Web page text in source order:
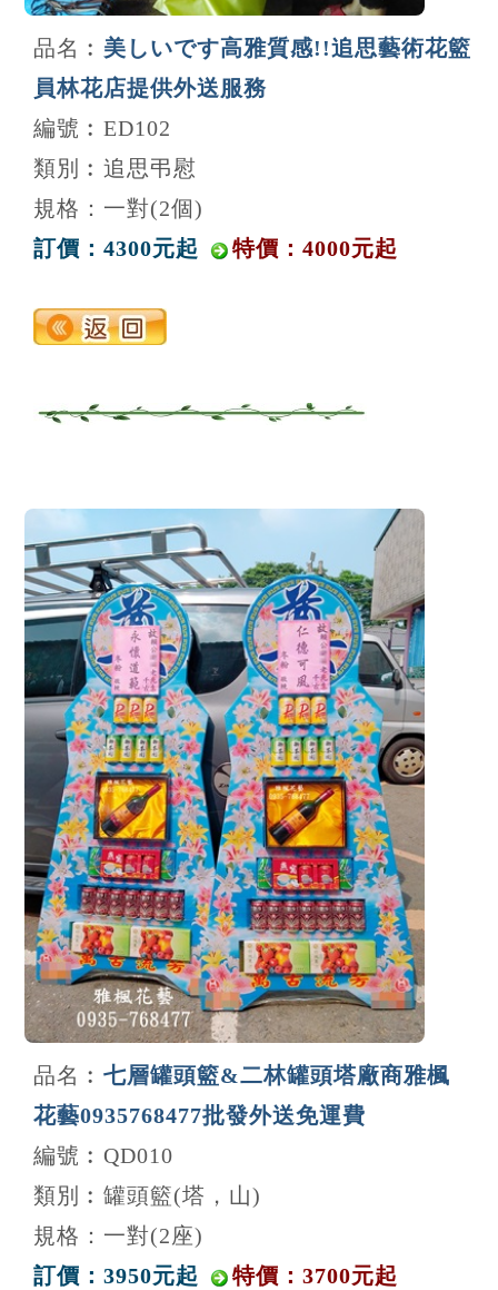
品名︰ 美しいです高雅質感!!追思藝術花籃
員林花店提供外送服務
編號︰ED102
類別︰追思弔慰
規格：一對(2個)
訂價：4300元起
特價：4000元起
品名︰七層罐頭籃&二林罐頭塔廠商雅楓
花藝0935768477批發外送免運費
編號︰QD010
類別︰罐頭籃(塔，山)
規格：一對(2座)
訂價：3950元起
特價：3700元起